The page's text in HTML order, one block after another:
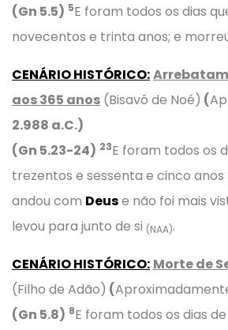
(Gn 5.5) 5E foram todos os dias
novecentos e trinta anos; e
CENÁRIO HISTÓRICO:
aos 365 anos (Bisavô de Noé) (
2.988 a.C.)
(Gn 5.23-24) 23E foram todos os
trezentos e sessenta e cinco anos
andou com Deuse não foi mais
levou para junto de si (NAA).
CENÁRIO HISTÓRICO: Morte de
(Filho de Adão) (
(Gn 5.8) 8E foram todos os dias